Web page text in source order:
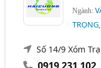
Ngành:
Số 14/9 Xóm